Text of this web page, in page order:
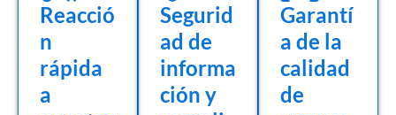
Reacció
n
rápida
a
Segurid
ad de
informa
ción y
Garantí
a de la
calidad
de